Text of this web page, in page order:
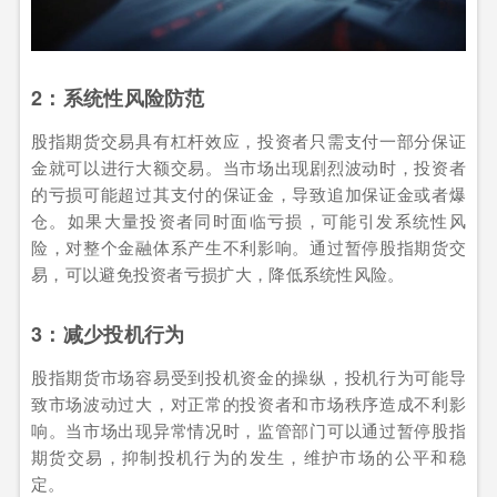
2：系统性风险防范
股指期货交易具有杠杆效应，投资者只需支付一部分保证
金就可以进行大额交易。当市场出现剧烈波动时，投资者
的亏损可能超过其支付的保证金，导致追加保证金或者爆
仓。如果大量投资者同时面临亏损，可能引发系统性风
险，对整个金融体系产生不利影响。通过暂停股指期货交
易，可以避免投资者亏损扩大，降低系统性风险。
3：减少投机行为
股指期货市场容易受到投机资金的操纵，投机行为可能导
致市场波动过大，对正常的投资者和市场秩序造成不利影
响。当市场出现异常情况时，监管部门可以通过暂停股指
期货交易，抑制投机行为的发生，维护市场的公平和稳
定。